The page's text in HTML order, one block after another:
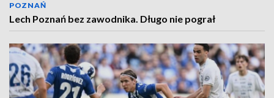
POZNAŃ
Lech Poznań bez zawodnika. Długo nie pograł